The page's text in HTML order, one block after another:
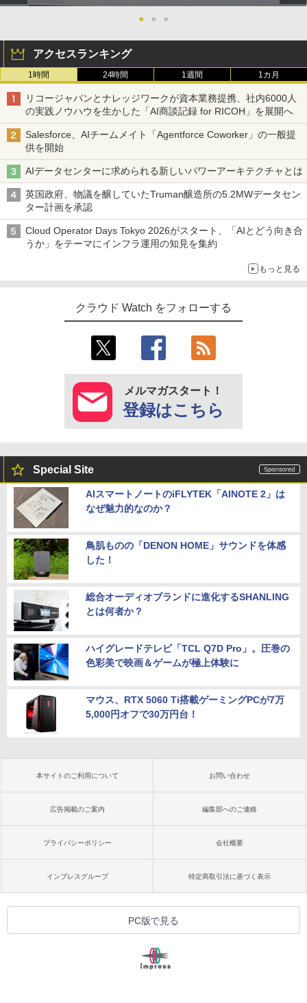
● ● ●
アクセスランキング
1時間 24時間 1週間 1カ月
リコージャパンとナレッジワークが資本業務提携、社内6000人
の実践ノウハウを生かした「AI商談記録 for RICOH」を展開へ
Salesforce、AIチームメイト「Agentforce Coworker」の一般提
供を開始
AIデータセンターに求められる新しいパワーアーキテクチャとは
英国政府、物議を醸していたTruman醸造所の5.2MWデータセン
ター計画を承認
Cloud Operator Days Tokyo 2026がスタート、「AIとどう向き合
うか」をテーマにインフラ運用の知見を集約
もっと見る
クラウド Watch をフォローする
メルマガスタート！
登録はこちら
Special Site
AIスマートノートのiFLYTEK「AINOTE 2」は
なぜ魅力的なのか？
鳥肌ものの「DENON HOME」サウンドを体感
した！
総合オーディオブランドに進化するSHANLING
とは何者か？
ハイグレードテレビ「TCL Q7D Pro」。圧巻の
色彩美で映画＆ゲームが極上体験に
マウス、RTX 5060 Ti搭載ゲーミングPCが7万
5,000円オフで30万円台！
本サイトのご利用について お問い合わせ
広告掲載のご案内 編集部へのご連絡
プライバシーポリシー 会社概要
インプレスグループ 特定商取引法に基づく表示
PC版で見る